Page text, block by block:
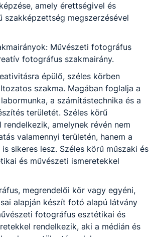
amely érettségivel és
szakképzettség megszerzésével
Művészeti fotográfus
fotográfus szakmairány.
épülő, széles körben
szakma. Magában foglalja a
a számítástechnika és a
területét. Széles körű
amelynek révén nem
valamennyi területén, hanem a
sikeres lesz. Széles körű műszaki és
és művészeti ismeretekkel
megrendelői kör vagy egyéni,
alapján készít fotó alapú látvány
fotográfus esztétikai és
rendelkezik, aki a médián és